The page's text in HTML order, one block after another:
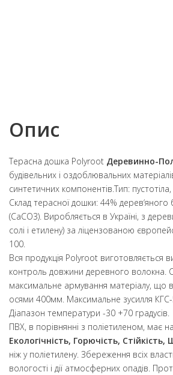
Опис
Терасна дошка Polyroot Деревинно-
будівельних і оздоблювальних
синтетичних компонентів.Тип:
Склад терасної дошки: 44%
(СаСО3). Виробляється в Україні, з
солі і етилену) за ліцензованою
100.
Вся продукція Polyroot виготовляється
контроль довжини деревного волокна.
максимальне армування матеріалу, що
осями 400мм. Максимальне зусилля
Діапазон температури -30 +70 градусів.
ПВХ, в порівнянні з поліетиленом, має
Екологічність, Горючість, Стійкість,
ніж у поліетилену. Збереження всіх
вологості і дії атмосферних опадів.